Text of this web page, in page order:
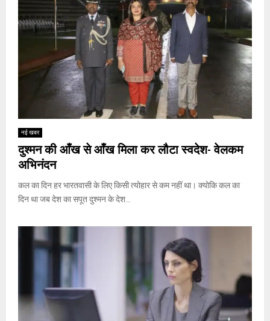
नई खबर
दुश्मन की आँख से आँख मिला कर लौटा स्वदेश- वेलकम
अभिनंदन
कल का दिन हर भारतवासी के लिए किसी त्योहार से कम नहीं था। क्योकि कल का
दिन था जब देश का सपूत दुश्मन के देश...